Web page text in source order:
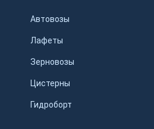
Автовозы
Лафеты
Зерновозы
Цистерны
Гидроборт